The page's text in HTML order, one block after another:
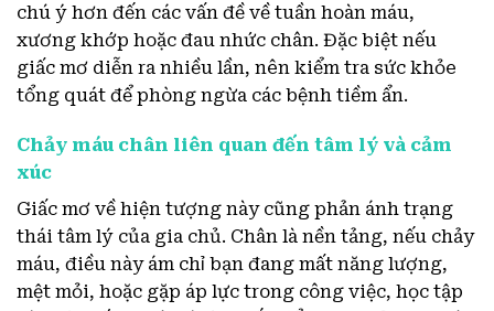
chú ý hơn đến các vấn đề về tuần hoàn máu,
xương khớp hoặc đau nhức chân. Đặc biệt nếu
giấc mơ diễn ra nhiều lần, nên kiểm tra sức khỏe
tổng quát để phòng ngừa các bệnh tiềm ẩn.
Chảy máu chân liên quan đến tâm lý và cảm
xúc
Giấc mơ về hiện tượng này cũng phản ánh trạng
thái tâm lý của gia chủ. Chân là nền tảng, nếu chảy
máu, điều này ám chỉ bạn đang mất năng lượng,
mệt mỏi, hoặc gặp áp lực trong công việc, học tập